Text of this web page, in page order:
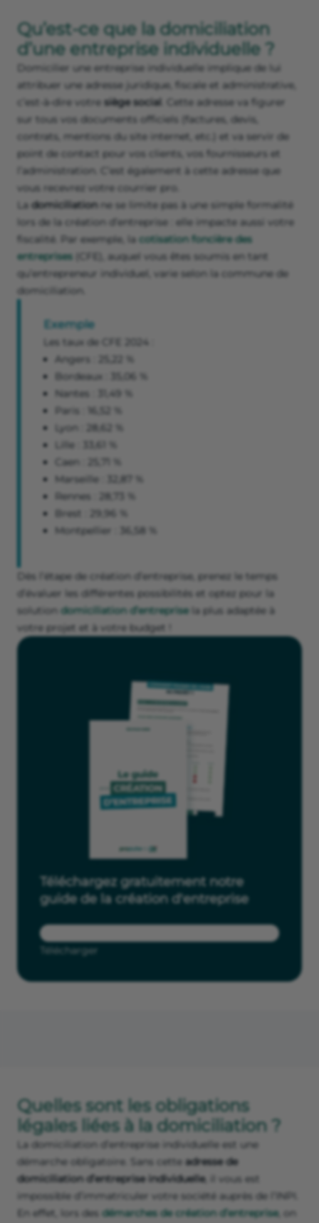
Qu’est-ce que la domiciliation
d’une entreprise individuelle ?
Domicilier une entreprise individuelle implique de lui
attribuer une adresse juridique, fiscale et administrative,
c’est-à-dire votre siège social . Cette adresse va figurer
sur tous vos documents officiels (factures, devis,
contrats, mentions du site internet, etc.) et va servir de
point de contact pour vos clients, vos fournisseurs et
l’administration. C’est également à cette adresse que
vous recevrez votre courrier pro.
La domiciliation ne se limite pas à une simple formalité
lors de la création d’entreprise : elle impacte aussi votre
fiscalité. Par exemple, la cotisation foncière des
entreprises (CFE), auquel vous êtes soumis en tant
qu’entrepreneur individuel, varie selon la commune de
domiciliation.
Exemple
Les taux de CFE 2024 :
Angers : 25,22 %
Bordeaux : 35,06 %
Nantes : 31,49 %
Paris : 16,52 %
Lyon : 28,62 %
Lille : 33,61 %
Caen : 25,71 %
Marseille : 32,87 %
Rennes : 28,73 %
Brest : 29,96 %
Montpellier : 36,58 %
Dès l’étape de création d’entreprise, prenez le temps
d’évaluer les différentes possibilités et optez pour la
solution domiciliation d’entreprisela plus adaptée à
votre projet et à votre budget !
Téléchargez gratuitement notre
guide de la création d'entreprise
Télécharger
Quelles sont les obligations
légales liées à la domiciliation ?
La domiciliation d’entreprise individuelle est une
démarche obligatoire. Sans cette adresse de
domiciliation d’entreprise individuelle, il vous est
impossible d’immatriculer votre société auprès de l’INPI.
En effet, lors des démarches de création d’entreprise, on